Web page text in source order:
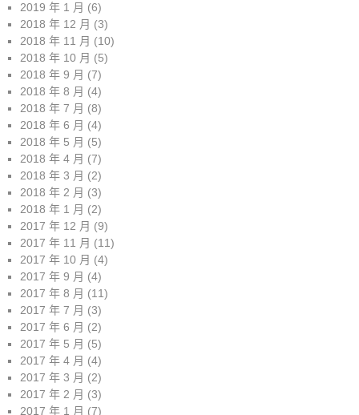
2019 年 1 月 (6)
2018 年 12 月 (3)
2018 年 11 月 (10)
2018 年 10 月 (5)
2018 年 9 月 (7)
2018 年 8 月 (4)
2018 年 7 月 (8)
2018 年 6 月 (4)
2018 年 5 月 (5)
2018 年 4 月 (7)
2018 年 3 月 (2)
2018 年 2 月 (3)
2018 年 1 月 (2)
2017 年 12 月 (9)
2017 年 11 月 (11)
2017 年 10 月 (4)
2017 年 9 月 (4)
2017 年 8 月 (11)
2017 年 7 月 (3)
2017 年 6 月 (2)
2017 年 5 月 (5)
2017 年 4 月 (4)
2017 年 3 月 (2)
2017 年 2 月 (3)
2017 年 1 月 (7)